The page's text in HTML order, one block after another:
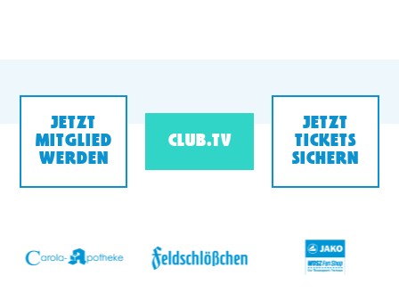
JETZT
MITGLIED
WERDEN
CLUB.TV
JETZT
TICKETS
SICHERN